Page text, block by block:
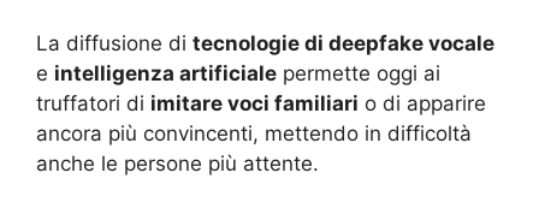
La diffusione di tecnologie di deepfake vocale
e intelligenza artificiale permette oggi ai
truffatori di imitare voci familiari o di apparire
ancora più convincenti, mettendo in difficoltà
anche le persone più attente.